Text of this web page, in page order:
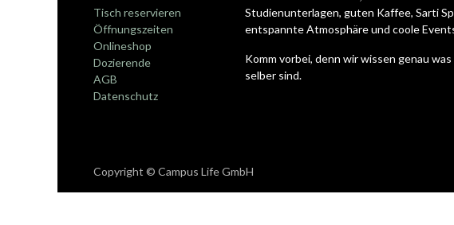
Tisch reservieren
Öffnungszeiten
Onlineshop
Dozierende
AGB
Datenschutz
Studienunterlagen, guten Kaffee, Sarti
entspannte Atmosphäre und coole
Komm vorbei, denn wir wissen genau
selber sind.
Copyright © Campus Life GmbH